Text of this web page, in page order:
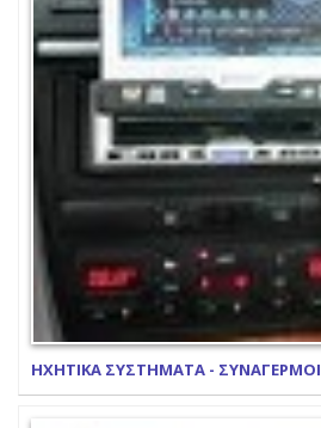
ΗΧΗΤΙΚΑ ΣΥΣΤΗΜΑΤΑ - ΣΥΝΑΓΕΡΜΟΙ